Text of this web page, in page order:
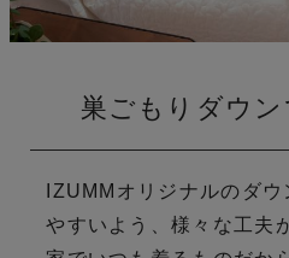
巣ごもりダウ
IZUMMオリジナルのダ
やすいよう、様々な工夫